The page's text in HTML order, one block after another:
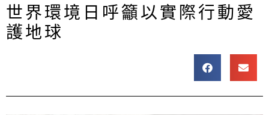
世界環境日呼籲以實際行動愛
護地球